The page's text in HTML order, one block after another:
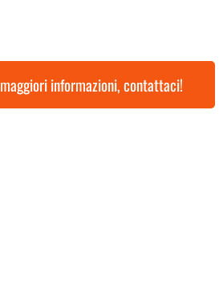
informazioni, contattaci!